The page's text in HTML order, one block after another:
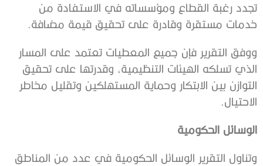
تجدد رغبة القطاع ومؤسساته في الاستفادة من
خدمات مستقرة وقادرة على تحقيق قيمة مضافة.
ووفق التقرير فإن جميع المعطيات تعتمد على المسار
الذي تسلكه الهيئات التنظيمية، وقدرتها على تحقيق
التوازن بين الابتكار وحماية المستهلكين وتقليل مخاطر
الاحتيال.
الوسائل الحكومية
وتناول التقرير الوسائل الحكومية في عدد من المناطق